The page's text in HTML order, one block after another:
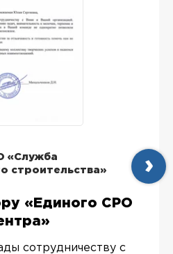
«Служба
строительства»
«Единого СРО
сотрудничеству с